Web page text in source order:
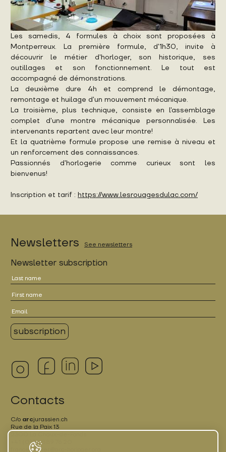
Les samedis, 4 formules à choix sont proposées à
Montperreux. La première formule, d'1h30, invite à
découvrir le métier d'horloger, son historique, ses
outillages et son fonctionnement. Le tout est
accompagné de démonstrations.
La deuxième dure 4h et comprend le démontage,
remontage et huilage d'un mouvement mécanique.
La troisième, plus technique, consiste en l'assemblage
complet d'une montre mécanique personnalisée. Les
intervenants repartent avec leur montre!
Et la quatrième formule propose une remise à niveau et
un renforcement des connaissances.
Passionnés d'horlogerie comme curieux sont les
bienvenus!
Inscription et tarif : https://www.lesrouagesdulac.com/
Newsletters See newsletters
Newsletter subscription
Contacts
C/o arcjurassien.ch
Rue de la Paix 13
+41 (0)32 889 76 20
france.terrier@arc-horloger.org